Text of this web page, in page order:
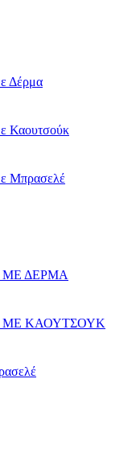
Δέρμα
Καουτσούκ
Μπρασελέ
ΜΕ ΔΕΡΜΑ
ΜΕ ΚΑΟΥΤΣΟΥΚ